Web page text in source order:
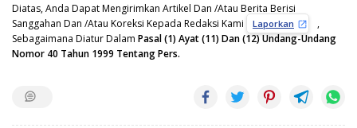
Diatas, Anda Dapat Mengirimkan Artikel Dan /Atau Berita Berisi
Sanggahan Dan /Atau Koreksi Kepada Redaksi Kami
Laporkan
,
Sebagaimana Diatur Dalam Pasal (1) Ayat (11) Dan (12) Undang-Undang
Nomor 40 Tahun 1999 Tentang Pers.